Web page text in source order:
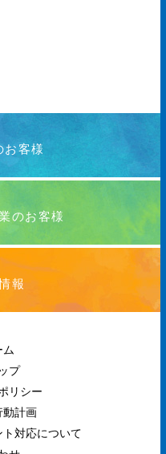
お客様
のお客様
報
ム
プ
リシー
動計画
対応について